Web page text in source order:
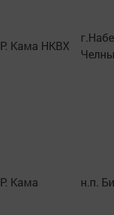
Р. Кама НКВХ
Р. Кама н.п.